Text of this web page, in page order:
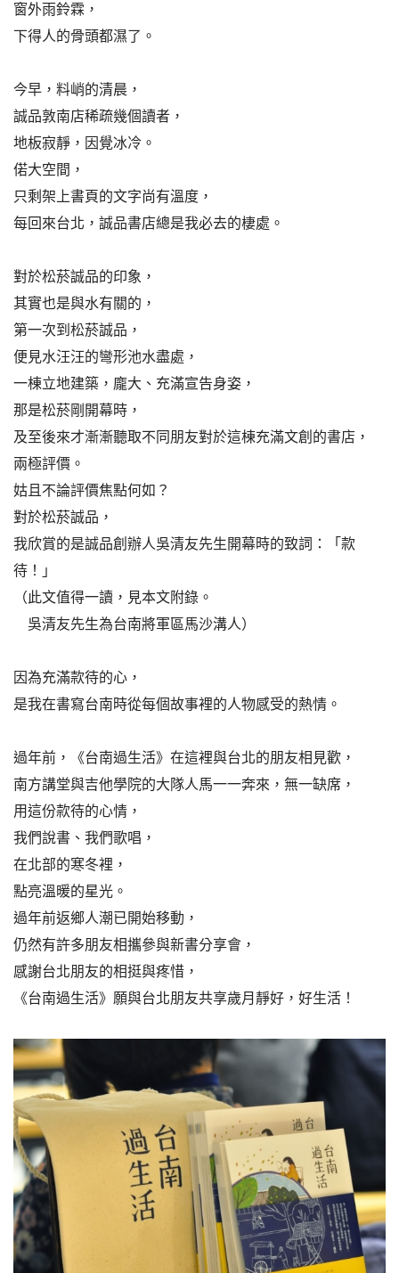
窗外雨鈴霖，
下得人的骨頭都濕了。
今早，料峭的清晨，
誠品敦南店稀疏幾個讀者，
地板寂靜，因覺冰冷。
偌大空間，
只剩架上書頁的文字尚有溫度，
每回來台北，誠品書店總是我必去的棲處。
對於松菸誠品的印象，
其實也是與水有關的，
第一次到松菸誠品，
便見水汪汪的彎形池水盡處，
一棟立地建築，龐大、充滿宣告身姿，
那是松菸剛開幕時，
及至後來才漸漸聽取不同朋友對於這棟充滿文創的書店，
兩極評價。
姑且不論評價焦點何如？
對於松菸誠品，
我欣賞的是誠品創辦人吳清友先生開幕時的致詞：「款
待！」
（此文值得一讀，見本文附錄。
吳清友先生為台南將軍區馬沙溝人）
因為充滿款待的心，
是我在書寫台南時從每個故事裡的人物感受的熱情。
過年前，《台南過生活》在這裡與台北的朋友相見歡，
南方講堂與吉他學院的大隊人馬一一奔來，無一缺席，
用這份款待的心情，
我們說書、我們歌唱，
在北部的寒冬裡，
點亮溫暖的星光。
過年前返鄉人潮已開始移動，
仍然有許多朋友相攜參與新書分享會，
感謝台北朋友的相挺與疼惜，
《台南過生活》願與台北朋友共享歲月靜好，好生活！